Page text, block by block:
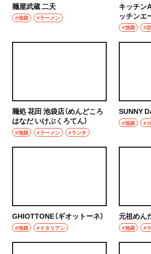
麺屋武蔵 二天
#池袋 #ラーメン
キッチン
ッチンエ
#池袋 #
麺処 花田 池袋店（めんどころ
はなだ いけぶくろてん）
#池袋 #ラーメン #ランチ
SUNNY
#池袋 #
GHIOTTONE（ギオットーネ）
#池袋 #イタリアン
元祖めん
#池袋 #